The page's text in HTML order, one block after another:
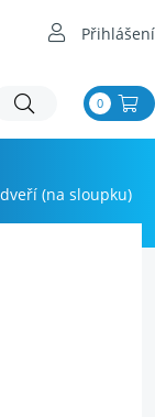
Přihlášení
0
(na sloupku)